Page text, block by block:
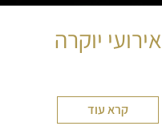
אירועי יוקרה
קרא עוד